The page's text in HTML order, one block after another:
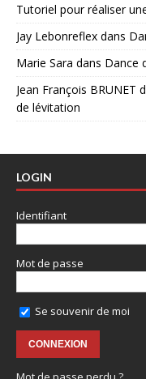
Tutoriel pour réaliser
Jay Lebonreflex dans
Marie Sara dans Dance
Jean François BRUNET
de lévitation
LOGIN
Identifiant
Mot de passe
Se souvenir de moi